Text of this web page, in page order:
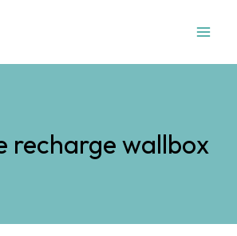
recharge wallbox